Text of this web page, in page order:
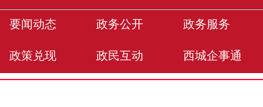
要闻动态 政务公开 政务服务
政策兑现 政民互动 西城企事通